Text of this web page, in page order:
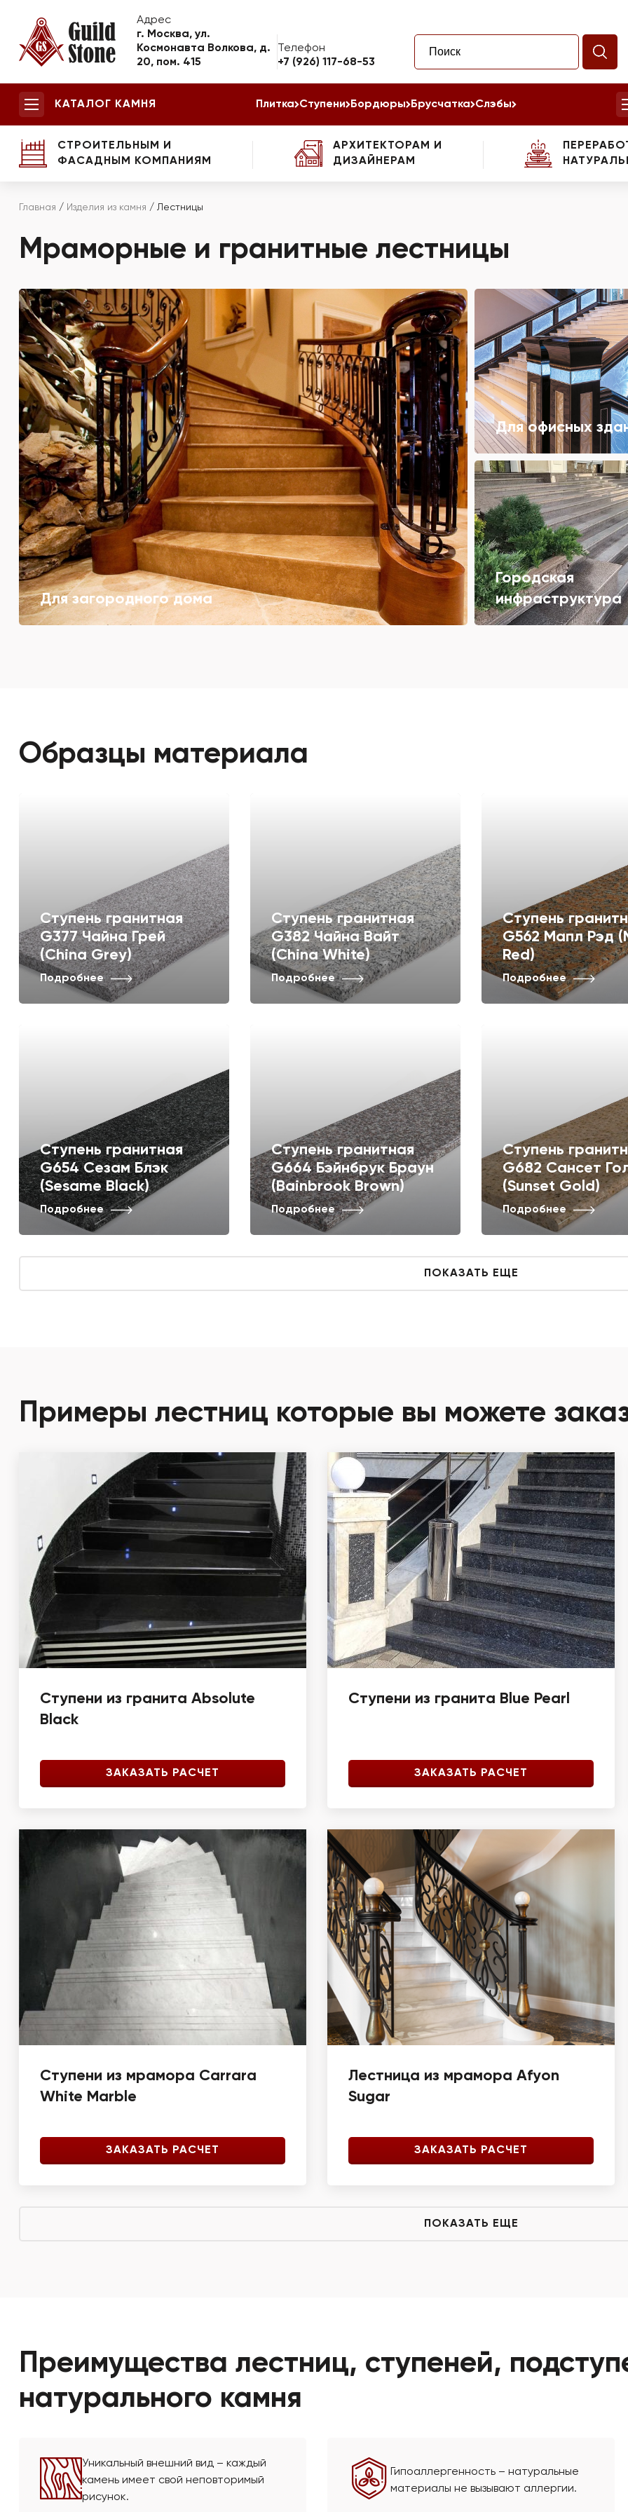
Адрес
г. Москва, ул.
Космонавта Волкова, д.
20, пом. 415
Телефон
+7 (926) 117-68-53
КАТАЛОГ КАМНЯ Плитка Ступени Бордюры Брусчатка Слэбы
СТРОИТЕЛЬНЫМ И
ФАСАДНЫМ КОМПАНИЯМ
АРХИТЕКТОРАМ И
ДИЗАЙНЕРАМ
Главная / Изделия из камня / Лестницы
Мраморные и гранитные лестницы
Для загородного дома
Для офисных
Городская
инфраструктура
Образцы материала
Ступень гранитная
G377 Чайна Грей
(China Grey)
Подробнее
Ступень гранитная
G382 Чайна Вайт
(China White)
Подробнее
Ступень
G562 Мапл Рэд
Red)
Подробнее
Ступень гранитная
G654 Сезам Блэк
(Sesame Black)
Подробнее
Ступень гранитная
G664 Бэйнбрук Браун
(Bainbrook Brown)
Подробнее
Ступень
G682 Сансет
(Sunset Gold)
Подробнее
ПОКАЗАТЬ ЕЩЕ
Примеры лестниц которые вы можете
Ступени из гранита Absolute
Black
ЗАКАЗАТЬ РАСЧЕТ
Ступени из гранита Blue Pearl
ЗАКАЗАТЬ РАСЧЕТ
Ступени из мрамора Carrara
White Marble
ЗАКАЗАТЬ РАСЧЕТ
Лестница из мрамора Afyon
Sugar
ЗАКАЗАТЬ РАСЧЕТ
ПОКАЗАТЬ ЕЩЕ
Преимущества лестниц, ступеней,
натурального камня
Уникальный внешний вид – каждый
камень имеет свой неповторимый
рисунок.
Гипоаллергенность – натуральные
материалы не вызывают аллергии.